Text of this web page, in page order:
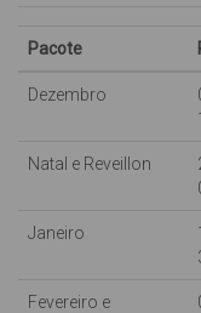
01 máquina de lavar
Aceitamos 1 animal de
Com capacidade para:
Crianças de qualquer
capacidade máxima
Pacote
Dezembro
Natal e Reveillon
Janeiro
Fevereiro e